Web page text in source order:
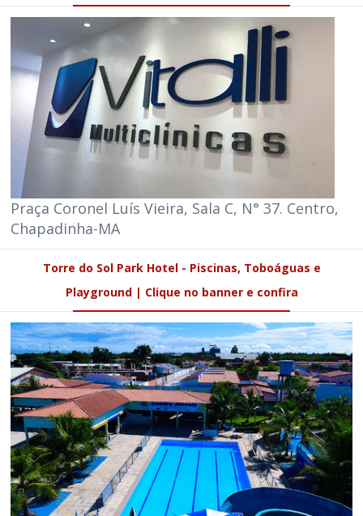
Praça Coronel Luís Vieira, Sala C, N° 37. Centro,
Chapadinha-MA
Torre do Sol Park Hotel - Piscinas, Toboáguas e
Playground | Clique no banner e confira